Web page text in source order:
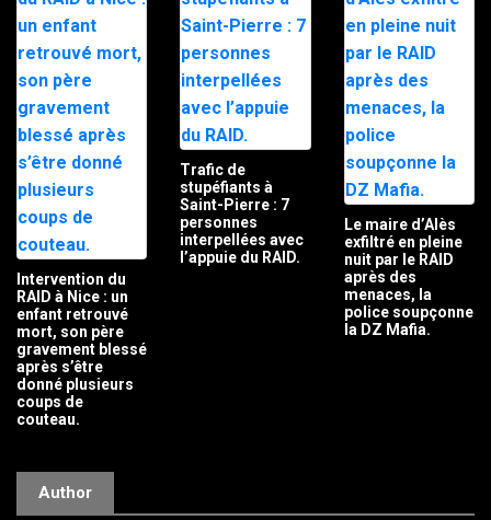
Intervention du
RAID à Nice : un
enfant retrouvé
mort, son père
gravement blessé
après s’être
donné plusieurs
coups de
couteau.
Trafic de
stupéfiants à
Saint-Pierre : 7
personnes
interpellées avec
l’appuie du RAID.
Le maire d’Alès
exfiltré en pleine
nuit par le RAID
après des
menaces, la
police soupçonne
la DZ Mafia.
Author